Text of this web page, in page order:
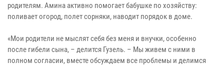
родителям. Амина активно помогает бабушке по хозяйству:
поливает огород, полет сорняки, наводит порядок в доме.
«Мои родители не мыслят себя без меня и внучки, особенно
после гибели сына, – делится Гузель. – Мы живем с ними в
полном согласии, вместе обсуждаем все проблемы и делимся